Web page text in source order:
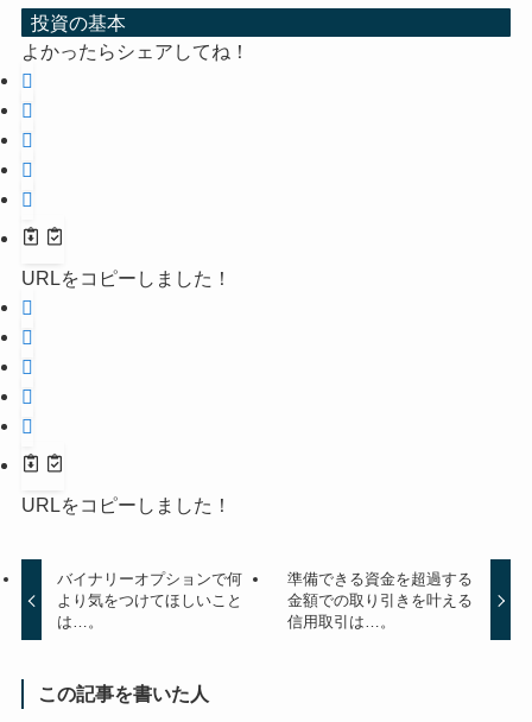
投資の基本
よかったらシェアしてね！
URLをコピーしました！
URLをコピーしました！
バイナリーオプションで何
より気をつけてほしいこと
は…。
準備できる資金を超過する
金額での取り引きを叶える
信用取引は…。
この記事を書いた人